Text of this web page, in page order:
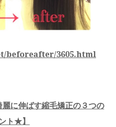
beforeafter/3605.html
に伸ばす縮毛矯正の３つの
ト★】